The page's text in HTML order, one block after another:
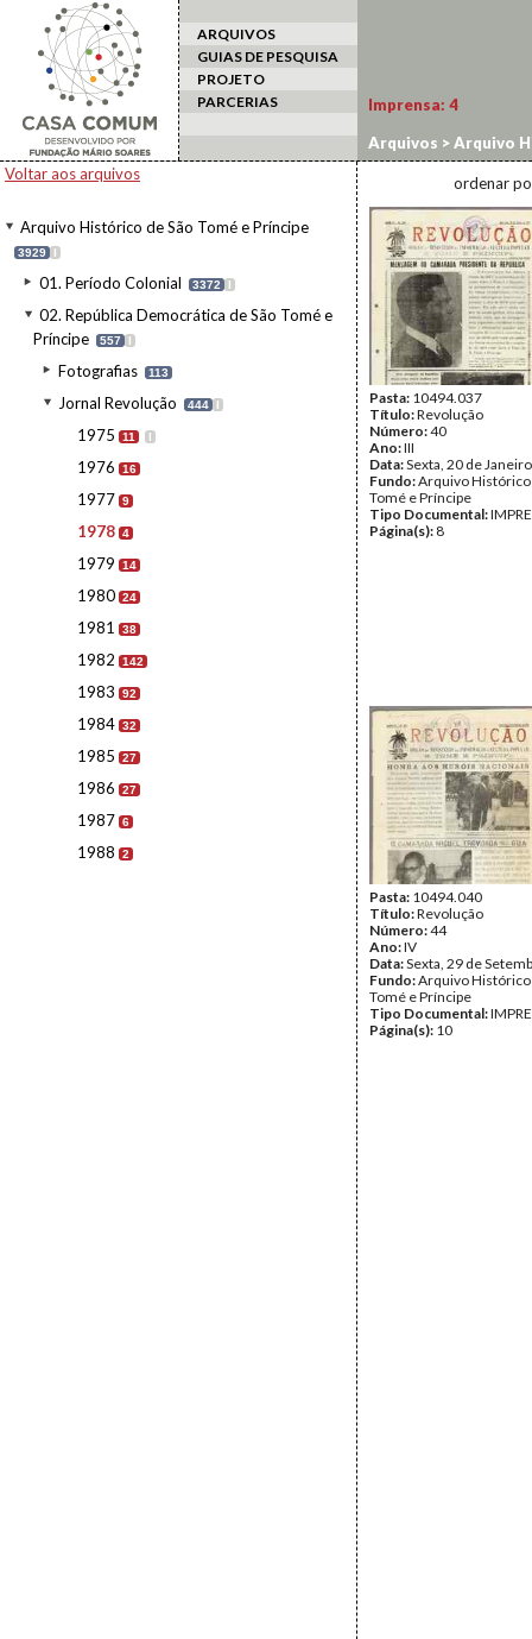
ARQUIVOS
GUIAS DE PESQUISA
PROJETO
PARCERIAS
Voltar aos arquivos
Arquivo Histórico de São Tomé e Príncipe
3929 I
01. Período Colonial 3372 I
02. República Democrática de São Tomé e
Príncipe
557 I
Fotografias 113
Jornal Revolução 444 I
1975 11 I
1976 16
1977 9
1978 4
1979 14
1980 24
1981 38
1982 142
1983 92
1984 32
1985 27
1986 27
1987 6
1988 2
Imprensa: 4
Arquivos >Arquivo
>Jornal Revolução>
ordenar
Pasta: 10494.037
Título:Revolução
Número:40
Ano:III
Data:Sexta, 20 de
Fundo:Arquivo Histórico
Tomé e Príncipe
Tipo Documental:
Página(s): 8
Pasta: 10494.040
Título:Revolução
Número:44
Ano:IV
Data:Sexta, 29 de
Fundo:Arquivo Histórico
Tomé e Príncipe
Tipo Documental:
Página(s): 10